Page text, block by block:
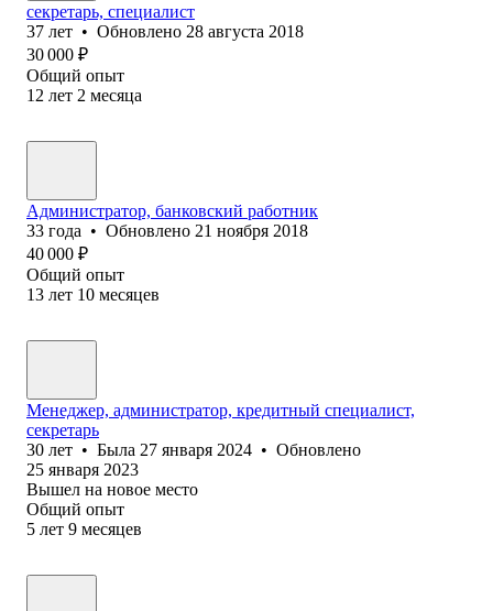
секретарь, специалист
37 лет • Обновлено 28 августа 2018
30 000 ₽
Общий опыт
12 лет 2 месяца
Администратор, банковский работник
33 года • Обновлено 21 ноября 2018
40 000 ₽
Общий опыт
13 лет 10 месяцев
Менеджер, администратор, кредитный специалист,
секретарь
30 лет • Была 27 января 2024 • Обновлено
25 января 2023
Вышел на новое место
Общий опыт
5 лет 9 месяцев